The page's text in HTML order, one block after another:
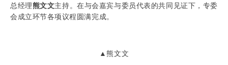
总经理熊文文主持。在与会嘉宾与委员代表的共同见证下，专委
会成立环节各项议程圆满完成。
▲熊文文